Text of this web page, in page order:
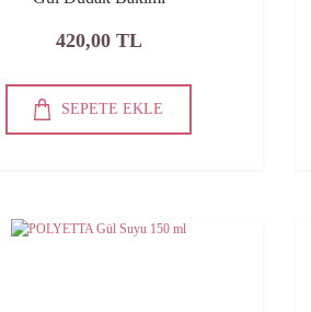
420,00 TL
SEPETE EKLE